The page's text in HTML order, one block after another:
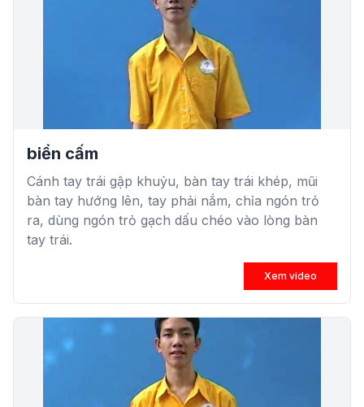
biển cấm
Cánh tay trái gập khuỷu, bàn tay trái khép, mũi
bàn tay hướng lên, tay phải nắm, chỉa ngón trỏ
ra, dùng ngón trỏ gạch dấu chéo vào lòng bàn
tay trái.
Xem video